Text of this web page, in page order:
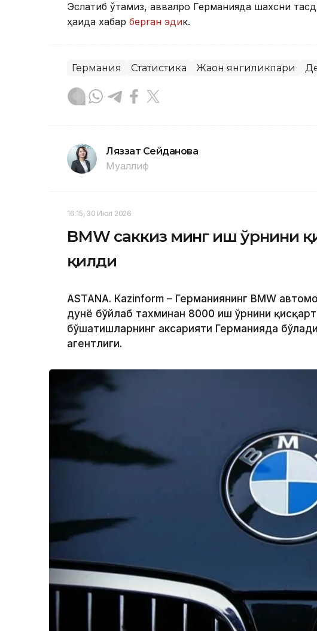
Эслатиб ўтамиз, аввалроқ Германияда шахсни
ҳақида хабар берган эдик.
Германия Статистика Жаҳон янгиликлари
Ляззат Сейданова
Муаллиф
16:15, 30 Июл 2026
BМW саккиз минг иш ўрнини
қилди
ASTANА. Кazinform – Германиянинг BМW
дунё бўйлаб тахминан 8000 иш ўрнини
бўшатишларнинг аксарияти Германияда
агентлиги.